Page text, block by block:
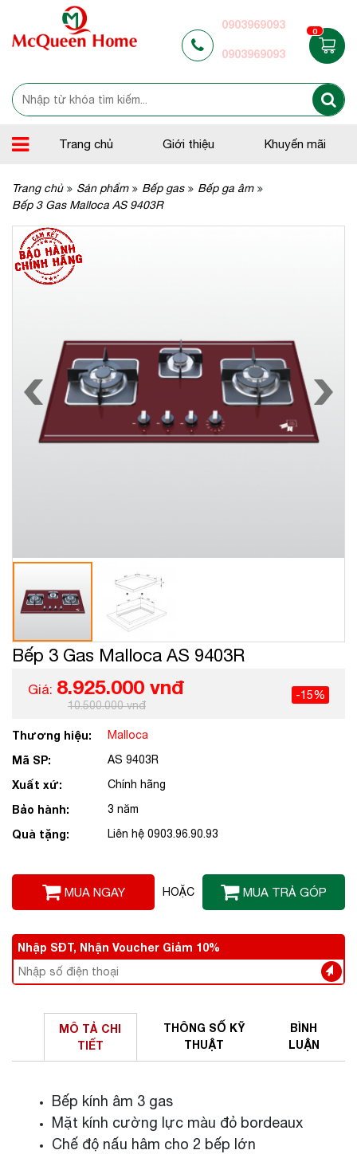
0903969093
0903969093
0
Trang chủ Giới thiệu Khuyến mãi
Trang chủ Sản phẩm Bếp gas
Bếp ga âm
Bếp 3 Gas Malloca AS 9403R
Bếp 3 Gas Malloca AS 9403R
Giá: 8.925.000 vnđ
10.500.000 vnđ
-15%
Thương hiệu: Malloca
Mã SP: AS 9403R
Xuất xứ: Chính hãng
Bảo hành: 3 năm
Quà tặng: Liên hệ 0903.96.90.93
MUA NGAY HOẶC MUA TRẢ GÓP
Nhập SĐT, Nhận Voucher Giảm 10%
MÔ TẢ CHI
TIẾT
THÔNG SỐ KỸ
THUẬT
BÌNH
LUẬN
Bếp kính âm 3 gas
Mặt kính cường lực màu đỏ bordeaux
Chế độ nấu hâm cho 2 bếp lớn